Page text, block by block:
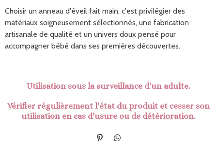
Choisir un anneau d'éveil fait main, c'est privilégier des
matériaux soigneusement sélectionnés, une fabrication
artisanale de qualité et un univers doux pensé pour
accompagner bébé dans ses premières découvertes.
Utilisation sous la surveillance d'un adulte.
Vérifier régulièrement l'état du produit et cesser son
utilisation en cas d'usure ou de détérioration.
É
P